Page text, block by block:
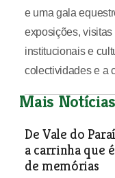
e uma gala
exposições,
institucionais e
colectividades e a
Mais Notícias
De Vale do
a carrinha que
de memórias